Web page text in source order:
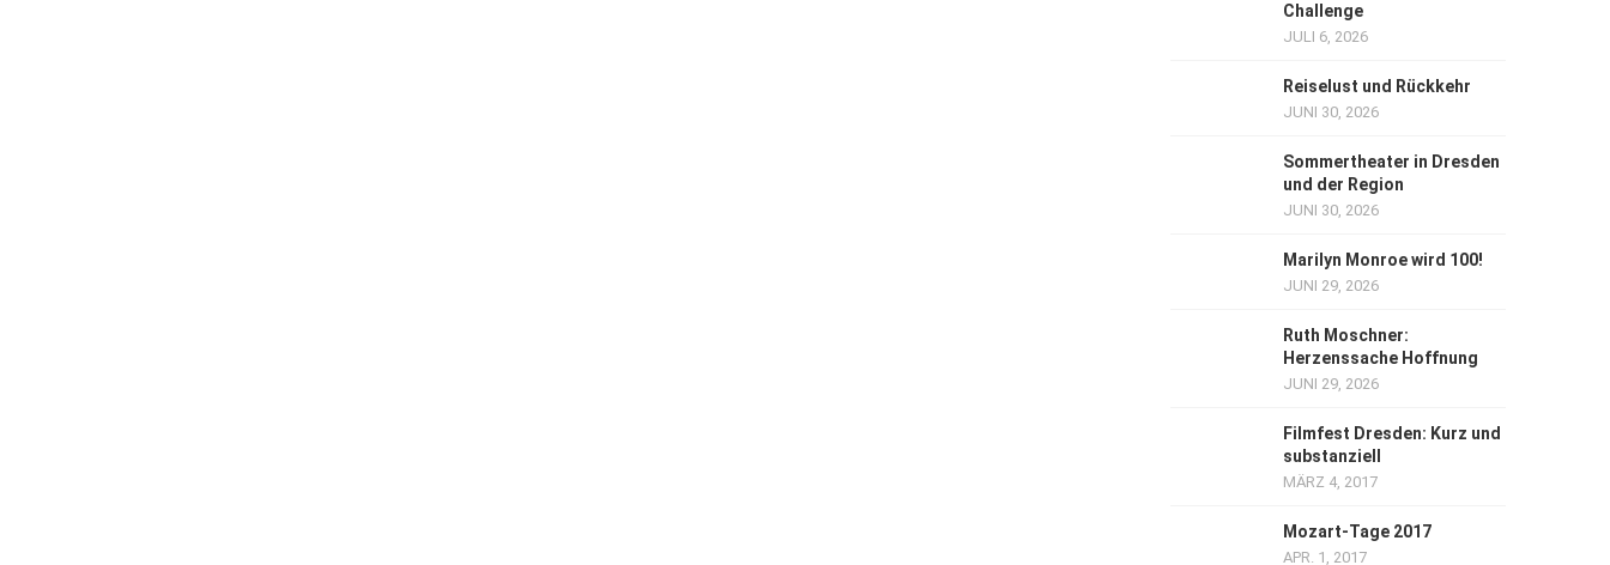
Challenge
JULI 6, 2026
Reiselust und Rückkehr
JUNI 30, 2026
Sommertheater in Dresden
und der Region
JUNI 30, 2026
Marilyn Monroe wird 100!
JUNI 29, 2026
Ruth Moschner:
Herzenssache Hoffnung
JUNI 29, 2026
Filmfest Dresden: Kurz und
substanziell
MÄRZ 4, 2017
Mozart-Tage 2017
APR. 1, 2017